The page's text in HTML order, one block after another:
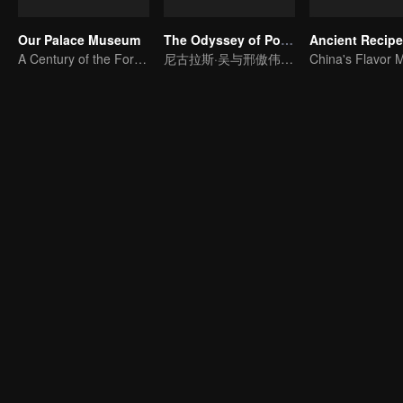
Our Palace Museum
A Century of the Forbidden City in One Glance
The Odyssey of Poetic China
尼古拉斯·吴与邢傲伟的探险之旅
Ancient
China's Flavor